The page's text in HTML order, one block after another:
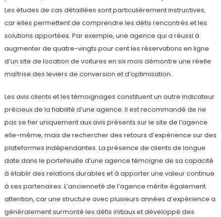
Les études de cas détaillées sont particulièrement instructives,
car elles permettent de comprendre les défis rencontrés et les
solutions apportées. Par exemple, une agence qui a réussi à
augmenter de quatre-vingts pour cent les réservations en ligne
d’un site de location de voitures en six mois démontre une réelle
maîtrise des leviers de conversion et d’optimisation.
Les avis clients et les témoignages constituent un autre indicateur
précieux de la fiabilité d’une agence. Il est recommandé de ne
pas se fier uniquement aux avis présents sur le site de l’agence
elle-même, mais de rechercher des retours d’expérience sur des
plateformes indépendantes. La présence de clients de longue
date dans le portefeuille d’une agence témoigne de sa capacité
à établir des relations durables et à apporter une valeur continue
à ses partenaires. L’ancienneté de l’agence mérite également
attention, car une structure avec plusieurs années d’expérience a
généralement surmonté les défis initiaux et développé des